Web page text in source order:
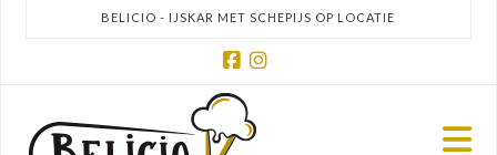
BELICIO - IJSKAR MET SCHEPIJS OP LOCATIE
Facebook